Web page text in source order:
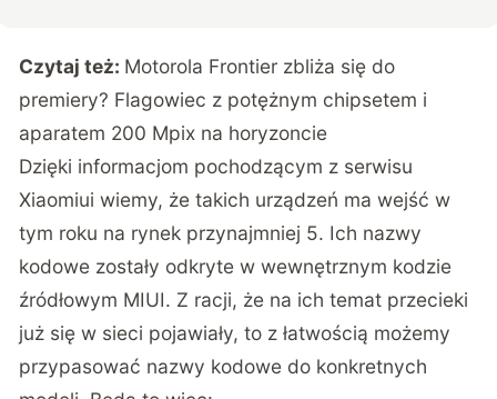
Czytaj też: Motorola Frontier zbliża się do
premiery? Flagowiec z potężnym chipsetem i
aparatem 200 Mpix na horyzoncie
Dzięki informacjom pochodzącym z serwisu
Xiaomiui wiemy, że takich urządzeń ma wejść w
tym roku na rynek przynajmniej 5. Ich nazwy
kodowe zostały odkryte w wewnętrznym kodzie
źródłowym MIUI. Z racji, że na ich temat przecieki
już się w sieci pojawiały, to z łatwością możemy
przypasować nazwy kodowe do konkretnych